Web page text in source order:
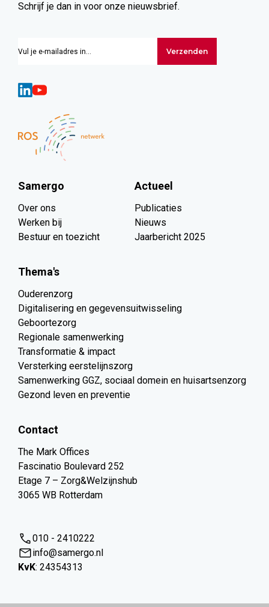
Samergo
Over ons
Werken bij
Bestuur en toezicht
Actueel
Publicaties
Nieuws
Jaarbericht 2025
Thema's
Ouderenzorg
Digitalisering en gegevensuitwisseling
Geboortezorg
Regionale samenwerking
Transformatie & impact
Versterking eerstelijnszorg
Samenwerking GGZ, sociaal domein en huisartsenzorg
Gezond leven en preventie
Contact
The Mark Offices
Fascinatio Boulevard 252
Etage 7 – Zorg&Welzijnshub
3065 WB Rotterdam
010 - 2410222
info@samergo.nl
KvK: 24354313
Schrijf je dan in voor onze nieuwsbrief.
Verzenden